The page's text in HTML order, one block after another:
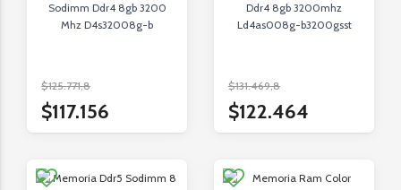
Sodimm Ddr4 8gb 3200
Mhz D4s32008g-b
$125.771,8
$117.156
Ddr4 8gb 3200mhz
Ld4as008g-b3200gsst
$131.469,8
$122.464